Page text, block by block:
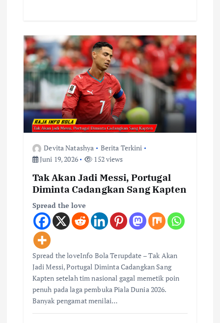
Devita Natashya
Berita Terkini
Juni 19, 2026
152 views
Tak Akan Jadi Messi, Portugal
Diminta Cadangkan Sang Kapten
Spread the love
Spread the loveInfo Bola Terupdate – Tak Akan
Jadi Messi, Portugal Diminta Cadangkan Sang
Kapten setelah tim nasional gagal memetik poin
penuh pada laga pembuka Piala Dunia 2026.
Banyak pengamat menilai…